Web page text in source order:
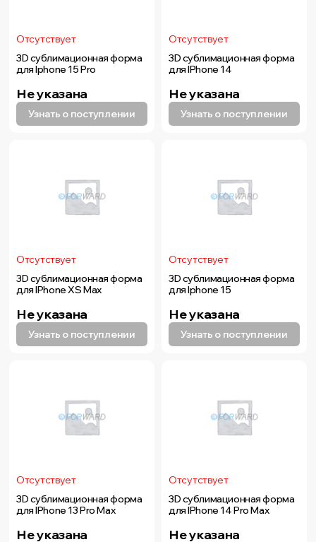
Отсутствует
3D сублимационная форма
для Iphone 15 Pro
Не указана
Узнать о поступлении
Отсутствует
3D сублимационная форма
для IPhone 14
Не указана
Узнать о поступлении
Отсутствует
3D сублимационная форма
для IPhone XS Max
Не указана
Узнать о поступлении
Отсутствует
3D сублимационная форма
для Iphone 15
Не указана
Узнать о поступлении
Отсутствует
3D сублимационная форма
для IPhone 13 Pro Max
Не указана
Отсутствует
3D сублимационная форма
для IPhone 14 Pro Max
Не указана